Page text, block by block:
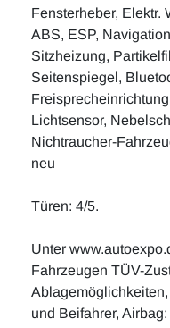
Fensterheber, Elektr.
ABS, ESP,
Sitzheizung,
Seitenspiegel,
Lichtsensor,
Nichtraucher-
neu
Türen: 4/5.
Unter
Fahrzeugen TÜV-
und Beifahrer,